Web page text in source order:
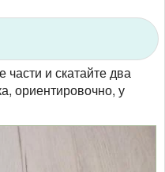
и скатайте два
ориентировочно, у